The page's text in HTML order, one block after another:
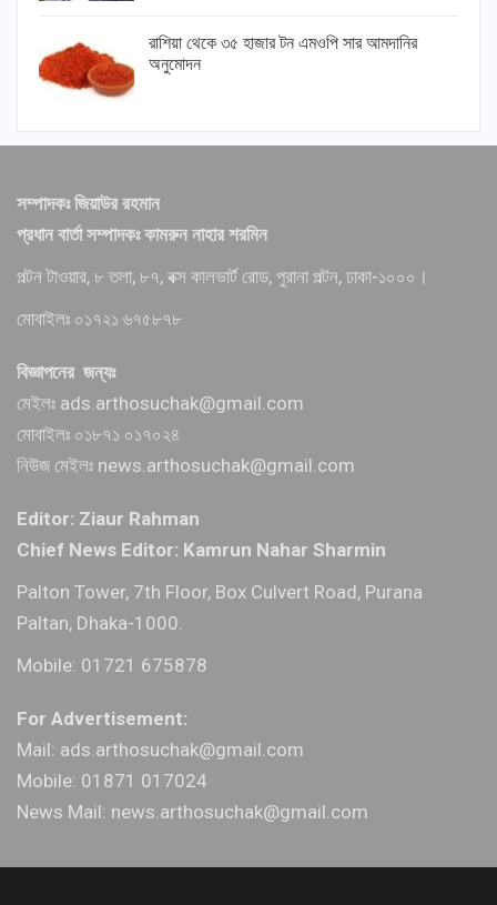
রাশিয়া থেকে ৩৫ হাজার টন এমওপি সার আমদানির
অনুমোদন
সম্পাদকঃ জিয়াউর রহমান
প্রধান বার্তা সম্পাদকঃ কামরুন নাহার শরমিন
পল্টন টাওয়ার, ৮ তলা, ৮৭, বক্স কালভার্ট রোড, পুরানা পল্টন, ঢাকা-১০০০।
মোবাইলঃ ০১৭২১ ৬৭৫৮৭৮
বিজ্ঞাপনের জন্যঃ
মেইলঃ ads.arthosuchak@gmail.com
মোবাইলঃ ০১৮৭১ ০১৭০২৪
নিউজ মেইলঃ news.arthosuchak@gmail.com
Editor: Ziaur Rahman
Chief News Editor: Kamrun Nahar Sharmin
Palton Tower, 7th Floor, Box Culvert Road, Purana
Paltan, Dhaka-1000.
Mobile: 01721 675878
For Advertisement:
Mail: ads.arthosuchak@gmail.com
Mobile: 01871 017024
News Mail: news.arthosuchak@gmail.com